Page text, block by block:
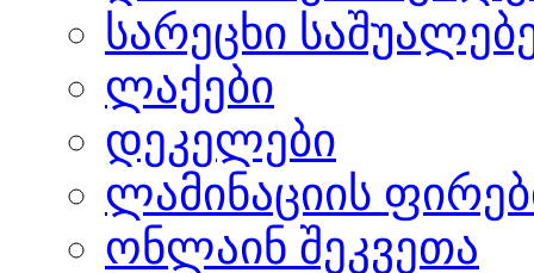
სარეცხი
ლაქები
დეკელები
ლამინაციის
ონლაინ შეკვეთა